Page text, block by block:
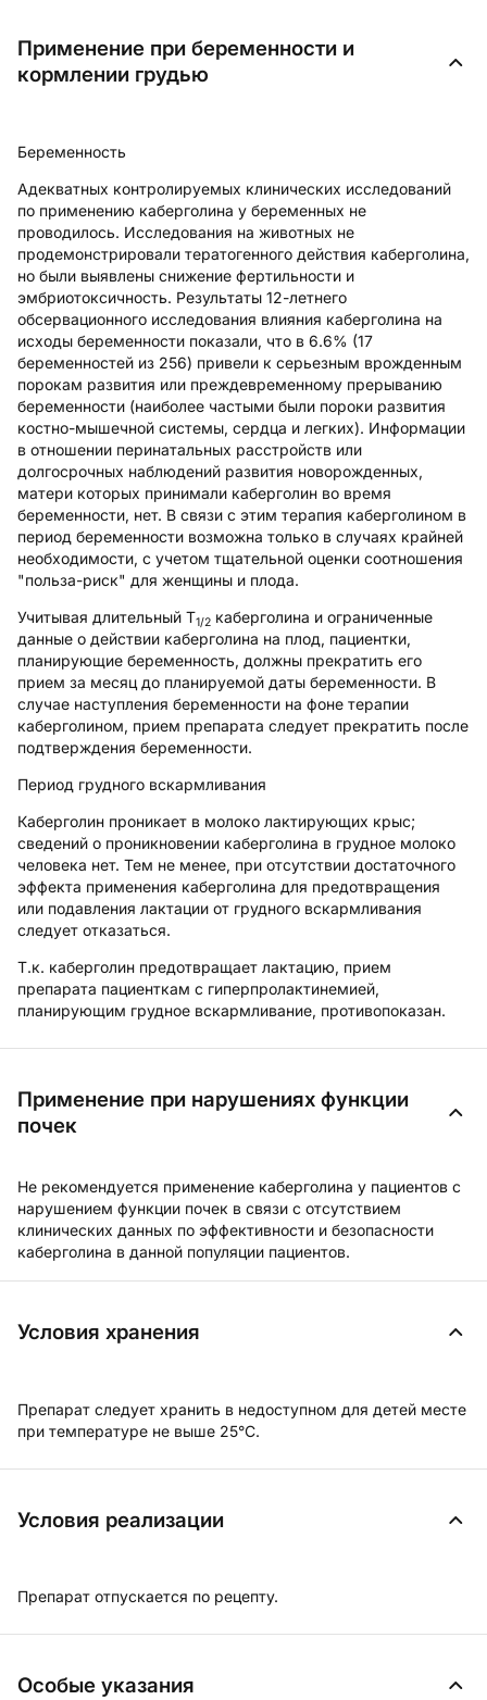
Применение при беременности и
кормлении грудью
Беременность
Адекватных контролируемых клинических исследований
по применению каберголина у беременных не
проводилось. Исследования на животных не
продемонстрировали тератогенного действия каберголина,
но были выявлены снижение фертильности и
эмбриотоксичность. Результаты 12-летнего
обсервационного исследования влияния каберголина на
исходы беременности показали, что в 6.6% (17
беременностей из 256) привели к серьезным врожденным
порокам развития или преждевременному прерыванию
беременности (наиболее частыми были пороки развития
костно-мышечной системы, сердца и легких). Информации
в отношении перинатальных расстройств или
долгосрочных наблюдений развития новорожденных,
матери которых принимали каберголин во время
беременности, нет. В связи с этим терапия каберголином в
период беременности возможна только в случаях крайней
необходимости, с учетом тщательной оценки соотношения
"польза-риск" для женщины и плода.
Учитывая длительный Т1/2 каберголина и ограниченные
данные о действии каберголина на плод, пациентки,
планирующие беременность, должны прекратить его
прием за месяц до планируемой даты беременности. В
случае наступления беременности на фоне терапии
каберголином, прием препарата следует прекратить после
подтверждения беременности.
Период грудного вскармливания
Каберголин проникает в молоко лактирующих крыс;
сведений о проникновении каберголина в грудное молоко
человека нет. Тем не менее, при отсутствии достаточного
эффекта применения каберголина для предотвращения
или подавления лактации от грудного вскармливания
следует отказаться.
Т.к. каберголин предотвращает лактацию, прием
препарата пациенткам с гиперпролактинемией,
планирующим грудное вскармливание, противопоказан.
Применение при нарушениях функции
почек
Не рекомендуется применение каберголина у пациентов с
нарушением функции почек в связи с отсутствием
клинических данных по эффективности и безопасности
каберголина в данной популяции пациентов.
Условия хранения
Препарат следует хранить в недоступном для детей месте
при температуре не выше 25°C.
Условия реализации
Препарат отпускается по рецепту.
Особые указания